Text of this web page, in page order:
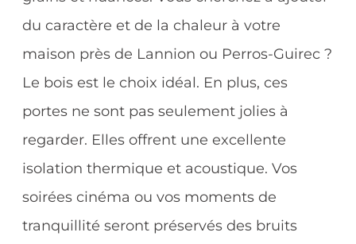
du caractère et de la chaleur à votre
maison près de Lannion ou Perros-Guirec ?
Le bois est le choix idéal. En plus, ces
portes ne sont pas seulement jolies à
regarder. Elles offrent une excellente
isolation thermique et acoustique. Vos
soirées cinéma ou vos moments de
tranquillité seront préservés des bruits